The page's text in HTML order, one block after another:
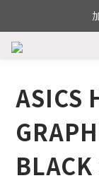
ASICS
BLACK